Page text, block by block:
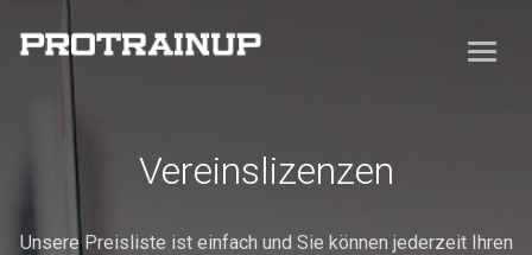
Vereinslizenzen
Unsere Preisliste ist einfach und Sie können jederzeit Ihren